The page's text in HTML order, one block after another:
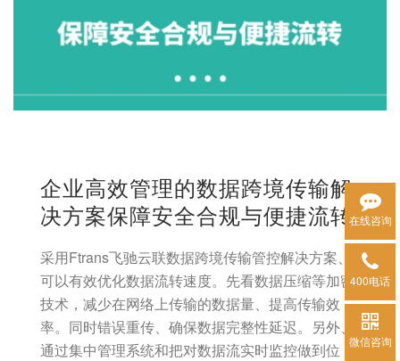
企业高效管理的数据跨境传输解
决方案保障安全合规与便捷流转
采用Ftrans飞驰云联数据跨境传输管控解决方案、
可以有效优化数据流转速度。先看数据压缩等加密
技术，减少在网络上传输的数据量、提高传输效
率。同时错误重传、确保数据完整性延迟。另外、
通过集中管理系统和把对数据流实时监控做到位，
在线咨询
400电话
微信咨询